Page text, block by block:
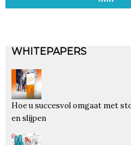
WHITEPAPERS
Hoe u succesvol omgaat met
en slijpen